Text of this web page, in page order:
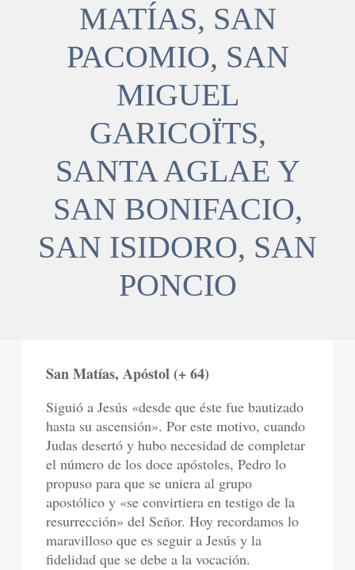
MATÍAS, SAN
PACOMIO, SAN
MIGUEL
GARICOÏTS,
SANTA AGLAE Y
SAN BONIFACIO,
SAN ISIDORO, SAN
PONCIO
San Matías, Apóstol (+ 64)
Siguió a Jesús «desde que éste fue bautizado
hasta su ascensión». Por este motivo, cuando
Judas desertó y hubo necesidad de completar
el número de los doce apóstoles, Pedro lo
propuso para que se uniera al grupo
apostólico y «se convirtiera en testigo de la
resurrección» del Señor. Hoy recordamos lo
maravilloso que es seguir a Jesús y la
fidelidad que se debe a la vocación.